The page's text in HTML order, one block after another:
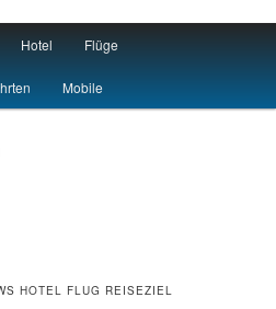
Hotel Flüge
Mobile
HOTEL FLUG REISEZIEL